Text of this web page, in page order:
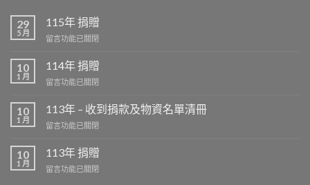
29
5 月
115年 捐贈
在
年
贈〉
留言功能已關閉
10
1 月
114年 捐贈
在
年
贈〉
留言功能已關閉
10
1 月
113年 – 收到捐款及物資名單清冊
在
年
收
留言功能已關閉
10
1 月
113年 捐贈
在
留言功能已關閉